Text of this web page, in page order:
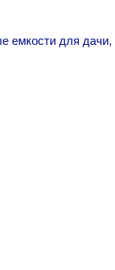
емкости для дачи,